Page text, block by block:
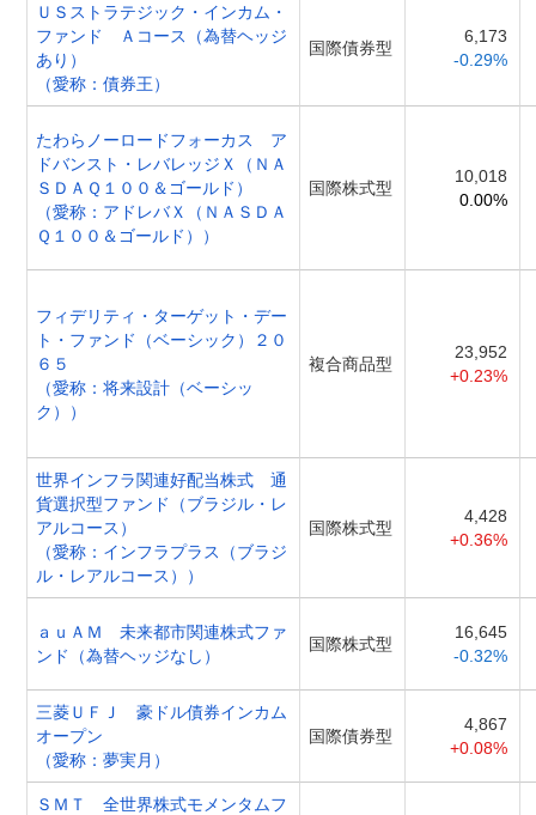
ＵＳストラテジック・インカム・
ファンド Ａコース（為替ヘッジ
あり）
（愛称：債券王）
国際債券型
6,173
-0.29%
たわらノーロードフォーカス ア
ドバンスト・レバレッジＸ（ＮＡ
ＳＤＡＱ１００＆ゴールド）
（愛称：アドレバＸ（ＮＡＳＤＡ
Ｑ１００＆ゴールド））
国際株式型
10,018
0.00%
フィデリティ・ターゲット・デー
ト・ファンド（ベーシック）２０
６５
（愛称：将来設計（ベーシッ
ク））
複合商品型
23,952
+0.23%
世界インフラ関連好配当株式 通
貨選択型ファンド（ブラジル・レ
アルコース）
（愛称：インフラプラス（ブラジ
ル・レアルコース））
国際株式型
4,428
+0.36%
ａｕＡＭ 未来都市関連株式ファ
ンド（為替ヘッジなし）
国際株式型
16,645
-0.32%
三菱ＵＦＪ 豪ドル債券インカム
オープン
（愛称：夢実月）
国際債券型
4,867
+0.08%
ＳＭＴ 全世界株式モメンタムフ